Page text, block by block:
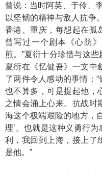
曾说：当时阿英、于伶、
以坚韧的精神与敌人抗争
香港、重庆，每想起在孤
曾写过一个剧本《心防
煎。”夏衍十分珍惜与这
夏衍在《忆健吾》一文中
了两件令人感动的事情：
也不算多，可是提起他，
之情会涌上心来。抗战时
海这个极端艰险的地方，
理’。也就是这种义勇行
利，我回到上海，接上了
是他。”